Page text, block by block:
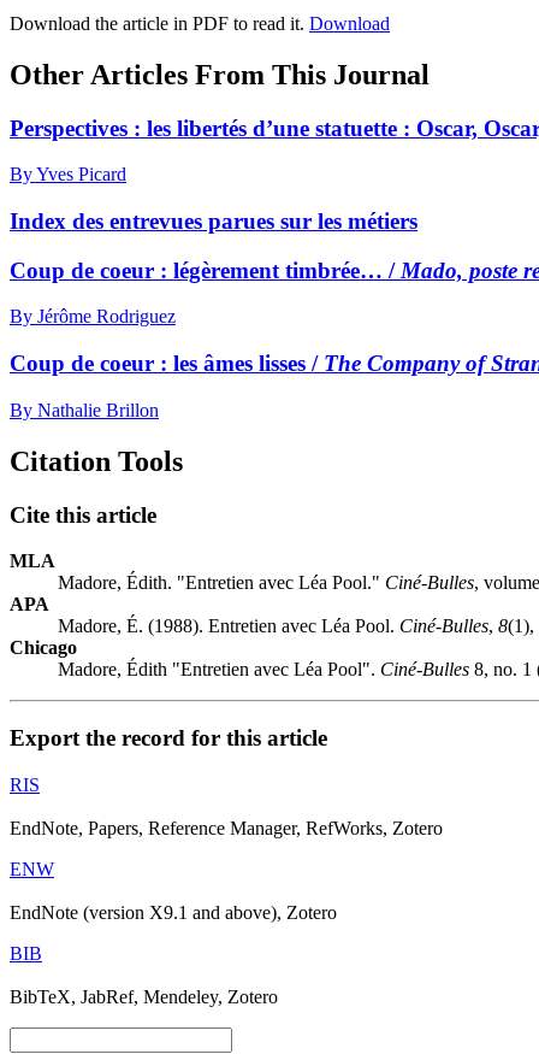
Download the article in PDF to read it. Download
Other Articles From This Journal
Perspectives : les libertés d’une statuette : Oscar,
By Yves Picard
Index des entrevues parues sur les métiers
Coup de coeur : légèrement timbrée… / Mado, poste
By Jérôme Rodriguez
Coup de coeur : les âmes lisses / The Company of
By Nathalie Brillon
Citation Tools
Cite this article
MLA
Madore, Édith. "Entretien avec Léa Pool." Ciné-Bulles,
APA
Madore, É. (1988). Entretien avec Léa Pool. Ciné-Bulles, 8(1),
Chicago
Madore, Édith "Entretien avec Léa Pool". Ciné-Bulles 8, no. 1
Export the record for this article
RIS
EndNote, Papers, Reference Manager, RefWorks, Zotero
ENW
EndNote (version X9.1 and above), Zotero
BIB
BibTeX, JabRef, Mendeley, Zotero